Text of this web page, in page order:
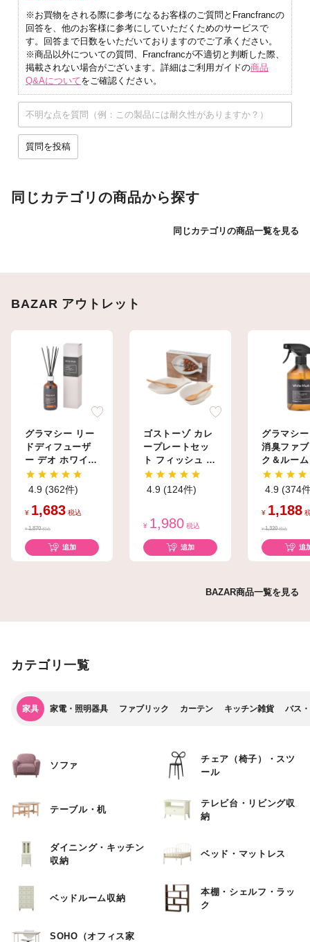
※お買物をされる際に参考になるお客様のご質問とFrancfrancの
回答を、他のお客様に参考にしていただくためのサービスで
す。回答まで日数をいただいておりますのでご了承ください。
※商品以外についての質問、Francfrancが不適切と判断した際、
掲載されない場合がございます。詳細はご利用ガイドの商品
Q&Aについてをご確認ください。
質問を投稿
同じカテゴリの商品から探す
同じカテゴリの商品一覧を見る
BAZAR アウトレット
グラマシー リー
ドディフューザ
ー デオ ホワイト
ムスク
4.9 (362件)
¥ 1,683 税込
¥1,870税込
追加
ゴストーゾ カレ
ープレートセッ
ト フィッシュ ホ
ワイト
4.9 (124件)
¥ 1,980 税込
追加
グラマシ
消臭ファ
ク＆ルー
トAG+ ホ
ムスク
4.9 (374
¥ 1,188
¥1,320税込
追
BAZAR商品一覧を見る
カテゴリ一覧
家具 家電・照明器具 ファブリック カーテン キッチン雑貨 バス
ソファ
チェア（椅子）・スツ
ール
テーブル・机
テレビ台・リビング収
納
ダイニング・キッチン
収納
ベッド・マットレス
ベッドルーム収納
本棚・シェルフ・ラッ
ク
SOHO（オフィス家